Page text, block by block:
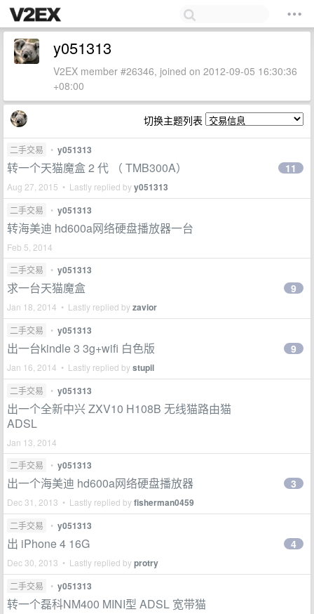
y051313
V2EX member #26346, joined on 2012-09-05 16:30:36
+08:00
切换主题列表
二手交易 • y051313
转一个天猫魔盒 2 代 （ TMB300A）
Aug 27, 2015 • Lastly replied byy051313
11
二手交易 • y051313
转海美迪 hd600a网络硬盘播放器一台
Feb 5, 2014
二手交易
• y051313
求一台天猫魔盒
Jan 18, 2014 • Lastly replied byzavior
9
二手交易 • y051313
出一台kindle 3 3g+wifi 白色版
Jan 16, 2014 • Lastly replied bystupil
9
二手交易 • y051313
出一个全新中兴 ZXV10 H108B 无线猫路由猫
ADSL
Jan 13, 2014
二手交易
• y051313
出一个海美迪 hd600a网络硬盘播放器
Dec 31, 2013 • Lastly replied byfisherman0459
3
二手交易 • y051313
出 iPhone 4 16G
Dec 30, 2013 • Lastly replied byprotry
4
二手交易 • y051313
转一个磊科NM400 MINI型 ADSL 宽带猫